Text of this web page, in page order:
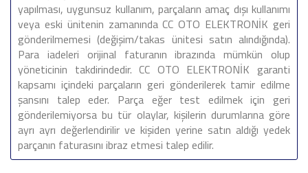
yapılması, uygunsuz kullanım, parçaların amaç dışı kullanımı
veya eski ünitenin zamanında CC OTO ELEKTRONİK geri
gönderilmemesi (değişim/takas ünitesi satın alındığında).
Para iadeleri orijinal faturanın ibrazında mümkün olup
yöneticinin takdirindedir. CC OTO ELEKTRONİK garanti
kapsamı içindeki parçaların geri gönderilerek tamir edilme
şansını talep eder. Parça eğer test edilmek için geri
gönderilemiyorsa bu tür olaylar, kişilerin durumlarına göre
ayrı ayrı değerlendirilir ve kişiden yerine satın aldığı yedek
parçanın faturasını ibraz etmesi talep edilir.